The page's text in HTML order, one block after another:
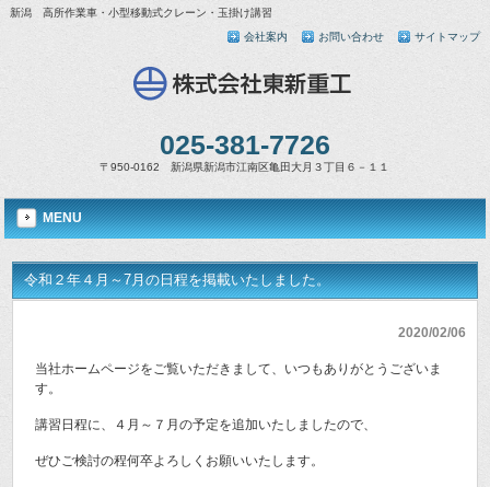
新潟 高所作業車・小型移動式クレーン・玉掛け講習
会社案内
お問い合わせ サイトマップ
025-381-7726
〒950-0162 新潟県新潟市江南区亀田大月３丁目６－１１
MENU
令和２年４月～7月の日程を掲載いたしました。
2020/02/06
当社ホームページをご覧いただきまして、いつもありがとうございま
す。
講習日程に、４月～７月の予定を追加いたしましたので、
ぜひご検討の程何卒よろしくお願いいたします。